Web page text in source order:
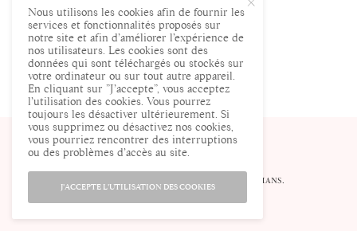
© ENCEINTE.COM LE SITE DES FUTURES MAMANS.
Nous utilisons les cookies afin de fournir les
services et fonctionnalités proposés sur
notre site et afin d’améliorer l’expérience de
nos utilisateurs. Les cookies sont des
données qui sont téléchargés ou stockés sur
votre ordinateur ou sur tout autre appareil.
En cliquant sur ”J’accepte”, vous acceptez
l’utilisation des cookies. Vous pourrez
toujours les désactiver ultérieurement. Si
vous supprimez ou désactivez nos cookies,
vous pourriez rencontrer des interruptions
ou des problèmes d’accès au site.
J'ACCEPTE L'UTILISATION DES COOKIES